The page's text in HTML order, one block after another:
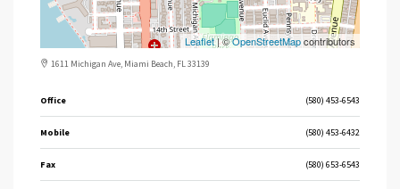
Leaflet| ©OpenStreetMapcontributors
1611 Michigan Ave, Miami Beach, FL 33139
Office (580) 453-6543
Mobile (580) 453-6432
Fax (580) 653-6543